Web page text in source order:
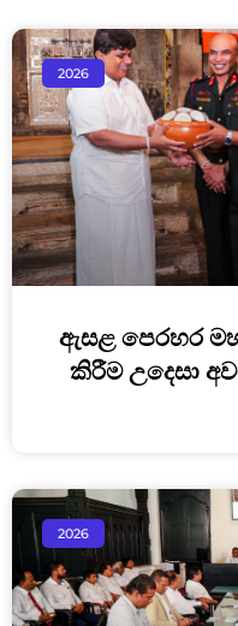
2026
ඇසළ පෙරහර
කිරීම උදෙසා
2026